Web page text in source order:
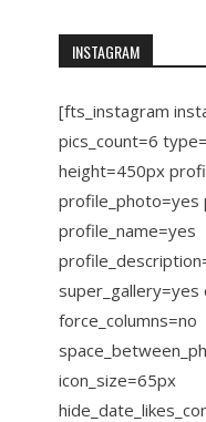
INSTAGRAM
[fts_instagram
pics_count=6
height=450px
profile_name=yes
super_gallery=yes
force_columns=no
icon_size=65px